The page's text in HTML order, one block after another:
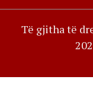
Të gjitha të